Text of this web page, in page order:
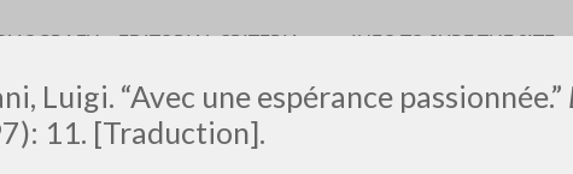
Luigi. “Avec une espérance passionnée.”
11. [Traduction].
EDITORIAL CRITERIA INFO TO SURF THE SITE